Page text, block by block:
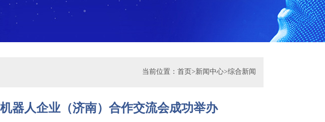
当前位置： 首页 >新闻中心>综合新闻
器人企业（济南）合作交流会成功举办